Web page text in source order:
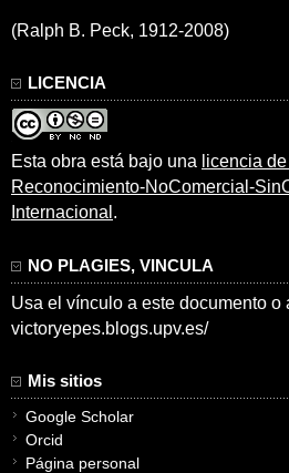
(Ralph B. Peck, 1912-2008)
LICENCIA
Esta obra está bajo una licencia
Reconocimiento-NoComercial-
Internacional .
NO PLAGIES, VINCULA
Usa el vínculo a este documento o
victoryepes.blogs.upv.es/
Mis sitios
Google Scholar
Orcid
Página personal